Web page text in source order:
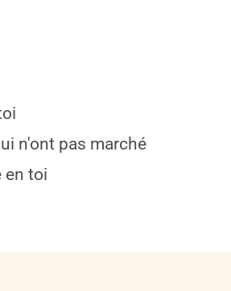
n'ont pas marché
en toi